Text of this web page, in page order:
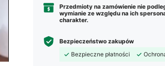
Przedmioty na zamówienie nie
wymianie ze względu na ich
charakter.
Bezpieczeństwo zakupów
Bezpieczne płatności